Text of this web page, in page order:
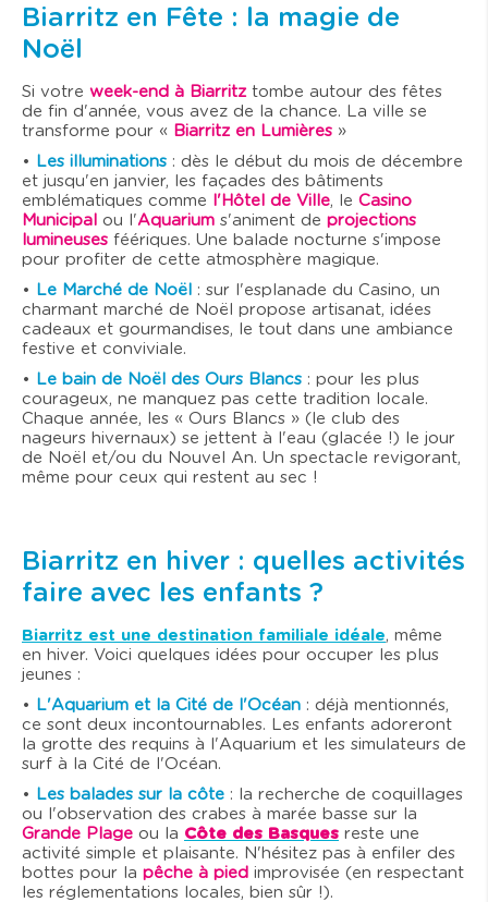
Biarritz en Fête : la magie de
Noël
Si votre week-end à Biarritz tombe autour des fêtes
de fin d'année, vous avez de la chance. La ville se
transforme pour « Biarritz en Lumières »
•
Les illuminations : dès le début du mois de décembre
et jusqu'en janvier, les façades des bâtiments
emblématiques comme
l'Hôtel de Ville, le Casino
Municipal ou l'Aquarium s'animent de projections
lumineuses féériques. Une balade nocturne s'impose
pour profiter de cette atmosphère magique.
•
Le Marché de Noël : sur l'esplanade du Casino, un
charmant marché de Noël propose artisanat, idées
cadeaux et gourmandises, le tout dans une ambiance
festive et conviviale.
•
Le bain de Noël des Ours Blancs : pour les plus
courageux, ne manquez pas cette tradition locale.
Chaque année, les « Ours Blancs » (le club des
nageurs hivernaux) se jettent à l'eau (glacée !) le jour
de Noël et/ou du Nouvel An. Un spectacle revigorant,
même pour ceux qui restent au sec !
Biarritz en hiver : quelles activités
faire avec les enfants ?
Biarritz est une destination familiale idéale, même
en hiver. Voici quelques idées pour occuper les plus
jeunes :
•
L'Aquarium et la Cité de l'Océan : déjà mentionnés,
ce sont deux incontournables. Les enfants adoreront
la grotte des requins à l'Aquarium et les simulateurs de
surf à la Cité de l'Océan.
•
Les balades sur la côte : la recherche de coquillages
ou l'observation des crabes à marée basse sur la
Grande Plage ou la Côte des Basques reste une
activité simple et plaisante. N'hésitez pas à enfiler des
bottes pour la pêche à pied improvisée (en respectant
les réglementations locales, bien sûr !).